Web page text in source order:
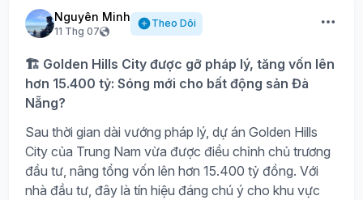
Nguyên Minh
11 Thg 07
Theo Dõi
🏗️ Golden Hills City được gỡ pháp lý, tăng vốn lên
hơn 15.400 tỷ: Sóng mới cho bất động sản Đà
Nẵng?
Sau thời gian dài vướng pháp lý, dự án Golden Hills
City của Trung Nam vừa được điều chỉnh chủ trương
đầu tư, nâng tổng vốn lên hơn 15.400 tỷ đồng. Với
nhà đầu tư, đây là tín hiệu đáng chú ý cho khu vực